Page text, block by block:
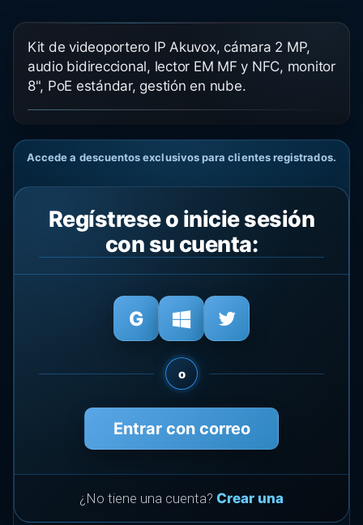
Kit de videoportero IP Akuvox, cámara 2 MP,
audio bidireccional, lector EM MF y NFC, monitor
8", PoE estándar, gestión en nube.
Accede a descuentos exclusivos para clientes registrados.
Regístrese o inicie sesión
con su cuenta:
o
Entrar con correo
¿No tiene una cuenta? Crear una